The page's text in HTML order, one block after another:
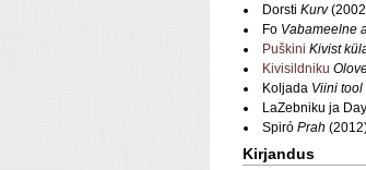
Dorsti Kurv
Fo Vabameelne
Puškini Kivist
Kivisildniku
Koljada Viini tool
LaZebniku ja
Spiró Prah
Kirjandus